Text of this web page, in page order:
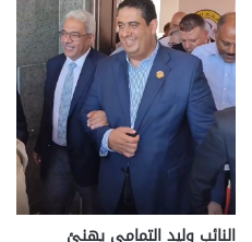
النائب وليد التمامي يهنئ